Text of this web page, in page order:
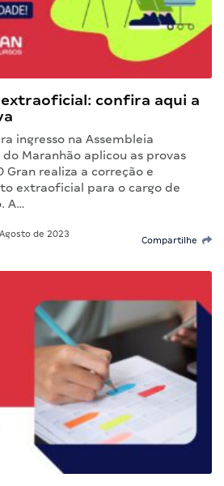
extraoficial: confira aqui a
ingresso na Assembleia
Maranhão aplicou as provas
Gran realiza a correção e
extraoficial para o cargo de
A…
de 2023
Compartilhe